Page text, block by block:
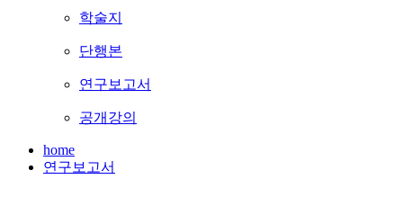
학술지
단행본
연구보고서
공개강의
home
연구보고서